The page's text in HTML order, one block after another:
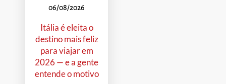
06/08/2026
Itália é eleita o
destino mais feliz
para viajar em
2026 — e a gente
entende o motivo